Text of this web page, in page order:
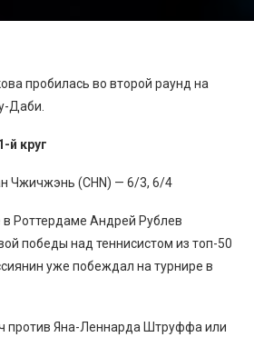
пробилась во второй раунд на
Даби.
й круг
Чжичжэнь (CHN) — 6/3, 6/4
в Роттердаме Андрей Рублев
победы над теннисистом из топ-50
уже побеждал на турнире в
против Яна-Леннарда Штруффа или